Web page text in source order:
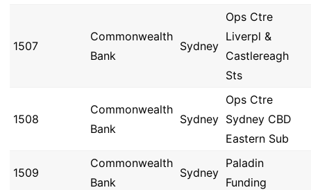
1507
Commonwealth
Bank
Sydney
Ops Ctre
Liverpl &
Castlereagh
Sts
1508
Commonwealth
Bank
Sydney
Ops Ctre
Sydney CBD
Eastern Sub
1509
Commonwealth
Bank
Sydney
Paladin
Funding